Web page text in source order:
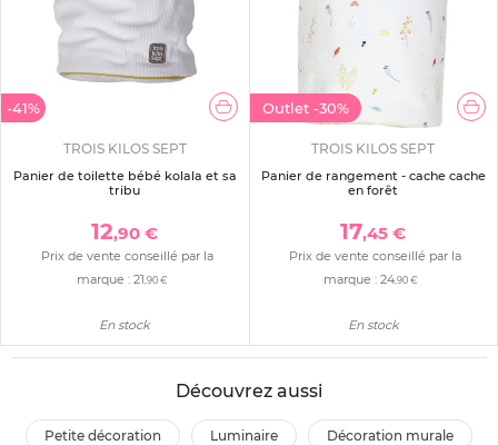
-41%
TROIS KILOS SEPT
Panier de toilette bébé kolala et sa
tribu
12,90 €
Prix de vente conseillé par la
marque :21,90 €
En stock
Outlet -30%
TROIS KILOS SEPT
Panier de rangement - cache cache
en forêt
17,45 €
Prix de vente conseillé par la
marque :24,90 €
En stock
Découvrez aussi
petite décoration luminaire décoration murale